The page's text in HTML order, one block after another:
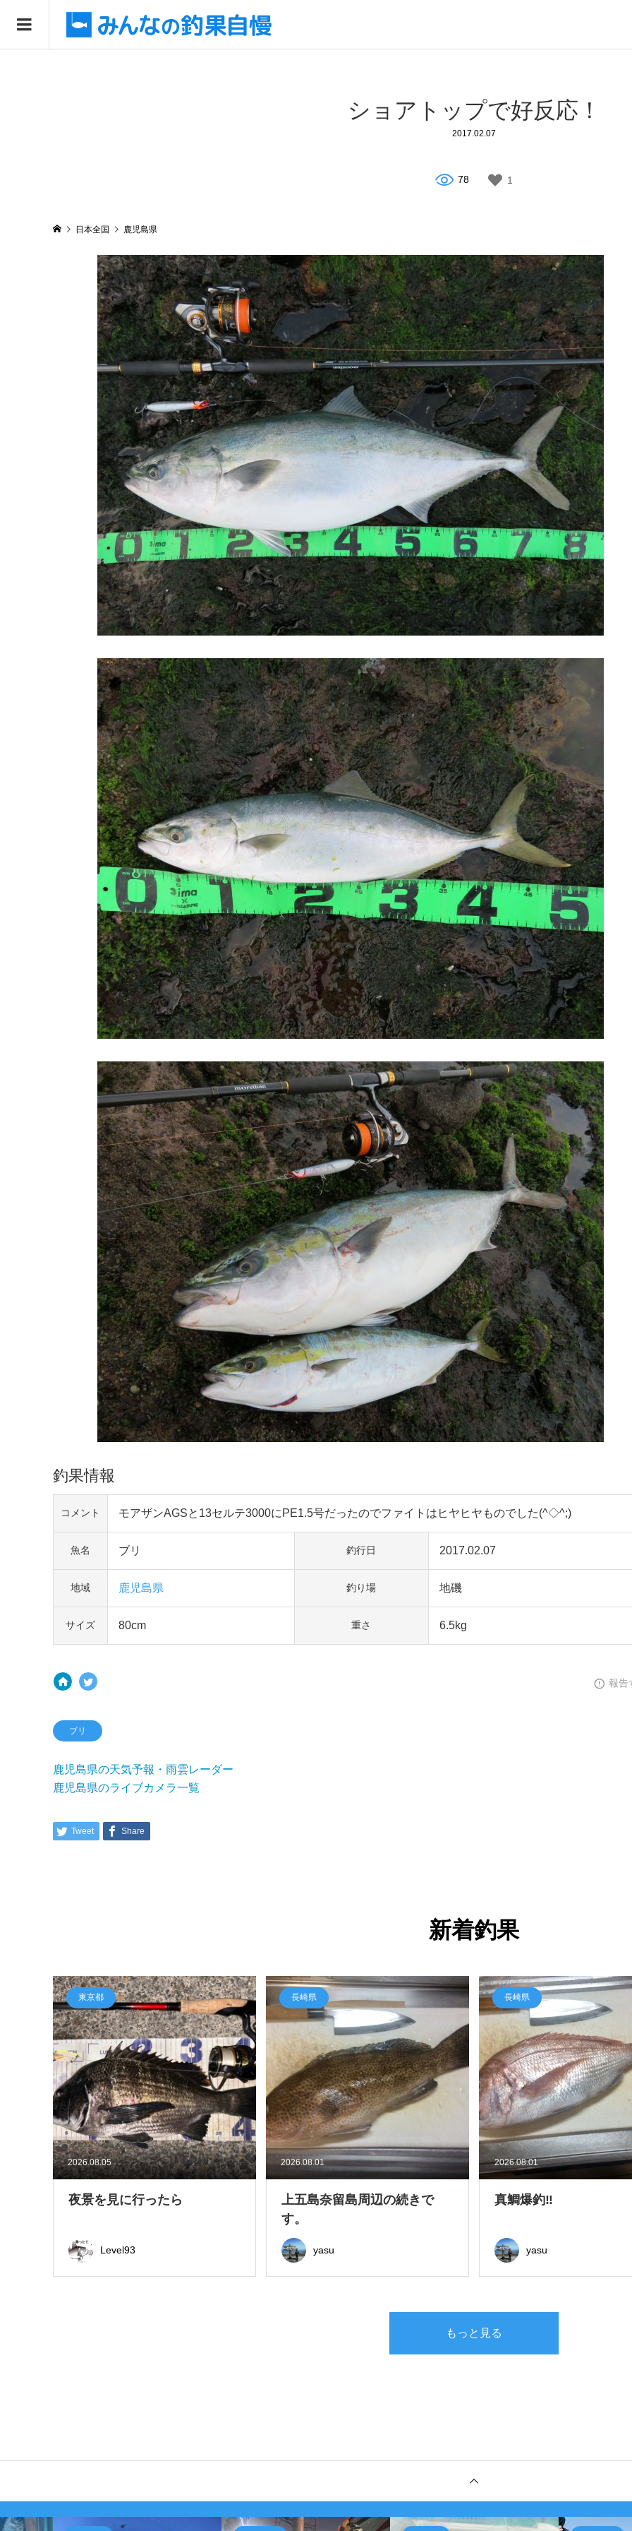
ショアトップで好反応！
2017.02.07
78 1
日本全国 鹿児島県
釣果情報
コメント モアザンAGSと13セルテ3000にPE1.5号だったのでファイトはヒヤヒヤものでした(^◇^;)
魚名 ブリ 釣行日 2017.02.07
地域 鹿児島県 釣り場 地磯
サイズ 80cm 重さ 6.5kg
報告
ブリ
鹿児島県の天気予報・雨雲レーダー
鹿児島県のライブカメラ一覧
Tweet Share
新着釣果
2026.08.05
東京都
夜景を見に行ったら
Level93
2026.08.01
長崎県
上五島奈留島周辺の続きで
す。
yasu
2026.08.01
長崎県
真鯛爆釣‼
yasu
もっと見る